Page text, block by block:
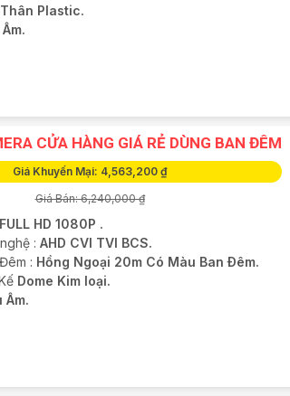
Thân Plastic.
CỬA HÀNG GIÁ RẺ DÙNG BAN ĐÊM
Giá Khuyến Mại: 4,563,200 ₫
Giá Bán: 6,240,000 ₫
️
FULL HD 1080P .
: AHD CVI TVI BCS.
: Hồng Ngoại 20m Có Màu Ban Ðêm.
Dome Kim loại.
Âm.